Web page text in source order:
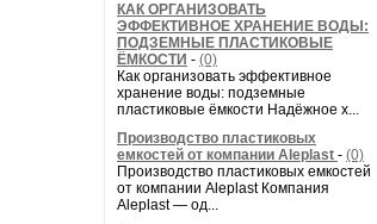
КАК ОРГАНИЗОВАТЬ
ЭФФЕКТИВНОЕ ХРАНЕНИЕ ВОДЫ:
ПОДЗЕМНЫЕ ПЛАСТИКОВЫЕ
ЁМКОСТИ - (0)
Как организовать эффективное
хранение воды: подземные
пластиковые ёмкости Надёжное х...
Производство пластиковых
емкостей от компании Aleplast - (0)
Производство пластиковых емкостей
от компании Aleplast Компания
Aleplast — од...